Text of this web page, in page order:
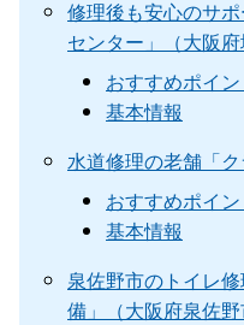
修理後も安心のサ
センター」（大阪府
おすすめポイン
基本情報
水道修理の老舗「
おすすめポイン
基本情報
泉佐野市のトイレ
備」（大阪府泉佐野